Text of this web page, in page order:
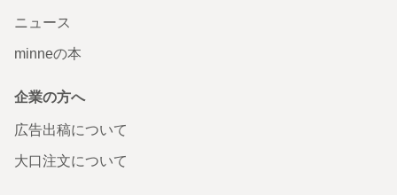
ニュース
minneの本
企業の方へ
広告出稿について
大口注文について